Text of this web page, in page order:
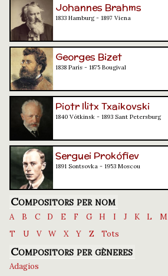
Johannes Brahms
1833 Hamburg - 1897 Viena
Georges Bizet
1838 París - 1875 Bougival
Piotr Ilitx Txaikovski
1840 Vótkinsk - 1893 Sant Petersburg
Serguei Prokófiev
1891 Sontsovka - 1953 Moscou
Compositors per nom
A B C D E F G H I J K L M
T
U V W X Y Z Tots
Compositors per gèneres
Adagios